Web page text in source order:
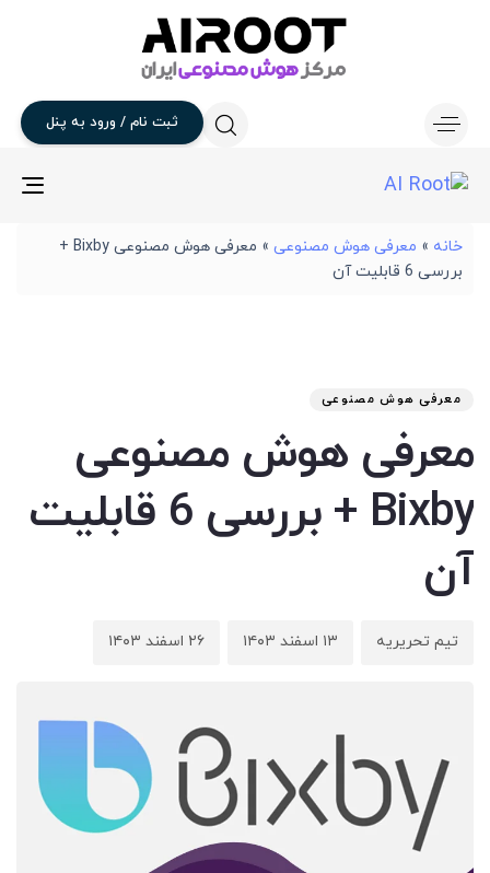
ثبت نام / ورود به پنل
خانه » معرفی هوش مصنوعی »
معرفی هوش مصنوعی Bixby +
بررسی 6 قابلیت آن
معرفی هوش مصنوعی
معرفی هوش مصنوعی
Bixby + بررسی 6 قابلیت
آن
تیم تحریریه ۱۳ اسفند ۱۴۰۳ ۲۶ اسفند ۱۴۰۳